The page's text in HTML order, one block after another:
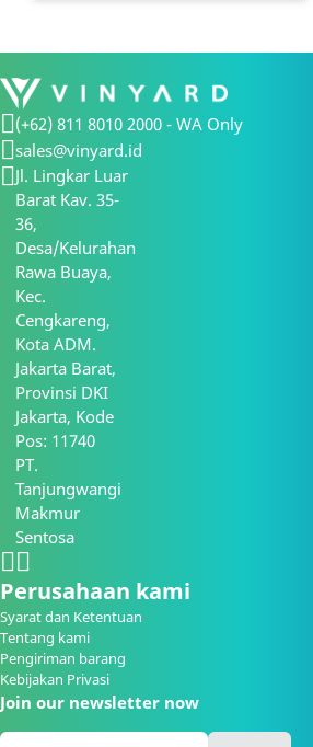
(+62) 811 8010 2000 - WA Only
sales@vinyard.id
Jl. Lingkar Luar
Barat Kav. 35-
36,
Desa/Kelurahan
Rawa Buaya,
Kec.
Cengkareng,
Kota ADM.
Jakarta Barat,
Provinsi DKI
Jakarta, Kode
Pos: 11740
PT.
Tanjungwangi
Makmur
Sentosa
Perusahaan kami
Syarat dan Ketentuan
Tentang kami
Pengiriman barang
Kebijakan Privasi
Join our newsletter now